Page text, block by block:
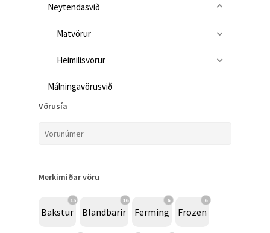
Neytendasvið
Matvörur
Heimilisvörur
Málningavörusvið
Vörusía
Merkimiðar vöru
15
Bakstur
16
Blandbarir
6
Ferming
6
Frozen